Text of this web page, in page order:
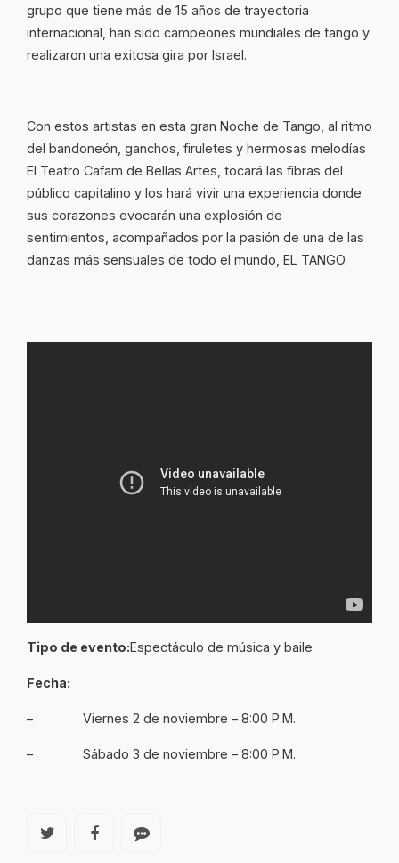
grupo que tiene más de 15 años de trayectoria
internacional, han sido campeones mundiales de tango y
realizaron una exitosa gira por Israel.
Con estos artistas en esta gran Noche de Tango, al ritmo
del bandoneón, ganchos, firuletes y hermosas melodías
El Teatro Cafam de Bellas Artes, tocará las fibras del
público capitalino y los hará vivir una experiencia donde
sus corazones evocarán una explosión de
sentimientos, acompañados por la pasión de una de las
danzas más sensuales de todo el mundo, EL TANGO.
Tipo de evento:Espectáculo de música y baile
Fecha:
– Viernes 2 de noviembre – 8:00 P.M.
– Sábado 3 de noviembre – 8:00 P.M.